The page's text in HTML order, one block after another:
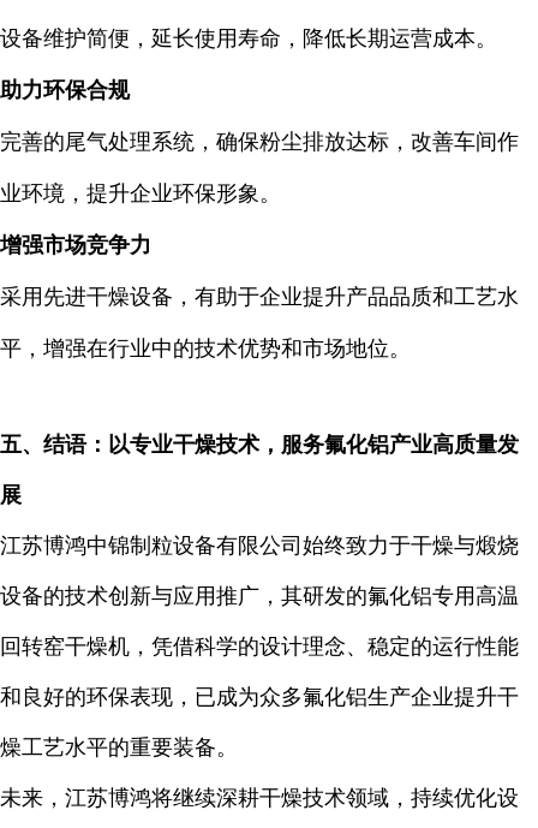
设备维护简便，延长使用寿命，降低长期运营成本。
助力环保合规
完善的尾气处理系统，确保粉尘排放达标，改善车间作
业环境，提升企业环保形象。
增强市场竞争力
采用先进干燥设备，有助于企业提升产品品质和工艺水
平，增强在行业中的技术优势和市场地位。
五、结语：以专业干燥技术，服务氟化铝产业高质量发
展
江苏博鸿中锦制粒设备有限公司始终致力于干燥与煅烧
设备的技术创新与应用推广，其研发的氟化铝专用高温
回转窑干燥机，凭借科学的设计理念、稳定的运行性能
和良好的环保表现，已成为众多氟化铝生产企业提升干
燥工艺水平的重要装备。
未来，江苏博鸿将继续深耕干燥技术领域，持续优化设